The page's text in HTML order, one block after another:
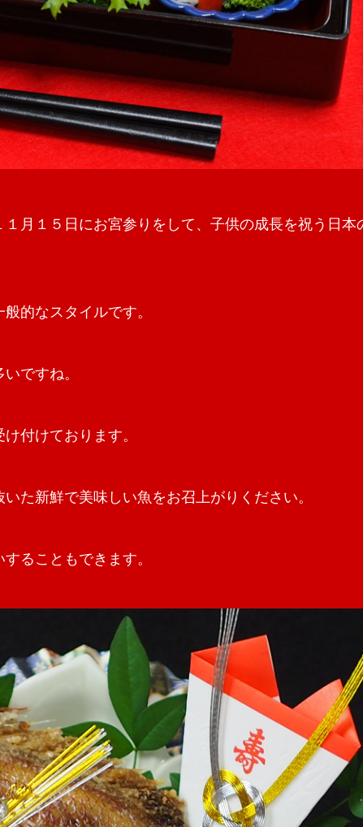
月１５日にお宮参りをして、子供の成長を祝う日本
的なスタイルです。
ですね。
付けております。
た新鮮で美味しい魚をお召上がりください。
ることもできます。